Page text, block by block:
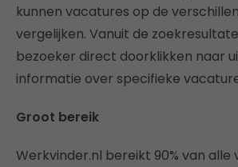
kunnen vacatures op de
vergelijken. Vanuit de
bezoeker direct doorklikken naar
informatie over specifieke
Groot bereik
Werkvinder.nl bereikt 90% van alle